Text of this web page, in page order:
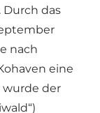
Durch das
nach
eine
wurde der